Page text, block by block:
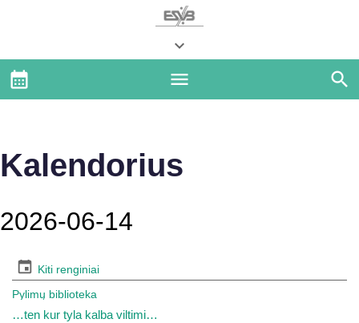
Kalendorius
2026-06-14
Kiti renginiai
Pylimų biblioteka
…ten kur tyla kalba viltimi…